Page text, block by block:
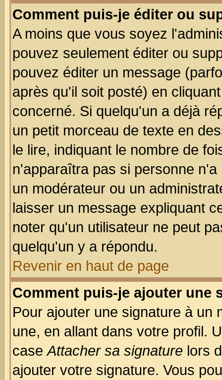
Comment puis-je éditer ou
A moins que vous soyez
pouvez seulement éditer ou
pouvez éditer un message
après qu'il soit posté) en
concerné. Si quelqu'un a déjà
un petit morceau de texte en
le lire, indiquant le nombre de
n'apparaîtra pas si personne
un modérateur ou un
laisser un message expliquant
noter qu'un utilisateur ne peut
quelqu'un y a répondu.
Revenir en haut de page
Comment puis-je ajouter une
Pour ajouter une signature à un
une, en allant dans votre profil.
caseAttacher sa signature lors
ajouter votre signature. Vous